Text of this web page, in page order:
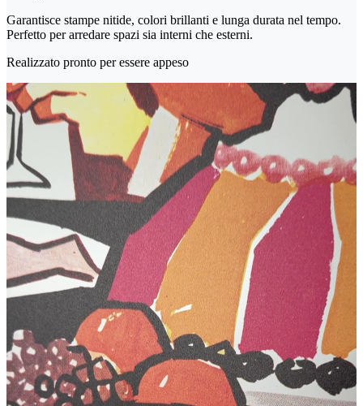
Garantisce stampe nitide, colori brillanti e lunga durata nel tempo.
Perfetto per arredare spazi sia interni che esterni.
Realizzato pronto per essere appeso